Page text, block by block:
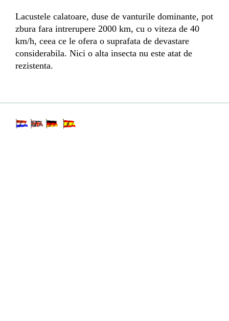
Lacustele calatoare, duse de vanturile dominante, pot
zbura fara intrerupere 2000 km, cu o viteza de 40
km/h, ceea ce le ofera o suprafata de devastare
considerabila. Nici o alta insecta nu este atat de
rezistenta.